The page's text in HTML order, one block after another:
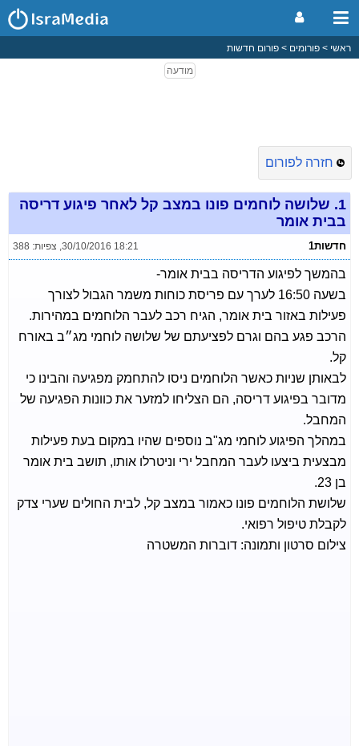
ראשי פורומים פורום חדשות
חזרה לפורום
1. שלושה לוחמים פונו במצב קל לאחר פיגוע דריסה
בבית אומר
חדשות1 30/10/2016 18:21
, צפיות: 388
בהמשך לפיגוע הדריסה בבית אומר-
בשעה 16:50 לערך עם פריסת כוחות משמר הגבול לצורך
פעילות באזור בית אומר, הגיח רכב לעבר הלוחמים במהירות.
הרכב פגע בהם וגרם לפציעתם של שלושה לוחמי מג״ב באורח
קל.
לבאותן שניות כאשר הלוחמים ניסו להתחמק מפגיעה והבינו כי
מדובר בפיגוע דריסה, הם הצליחו למזער את כוונות הפגיעה של
המחבל.
במהלך הפיגוע לוחמי מג"ב נוספים שהיו במקום בעת פעילות
מבצעית ביצעו לעבר המחבל ירי וניטרלו אותו, תושב בית אומר
בן 23.
שלושת הלוחמים פונו כאמור במצב קל, לבית החולים שערי צדק
לקבלת טיפול רפואי.
צילום סרטון ותמונה: דוברות המשטרה